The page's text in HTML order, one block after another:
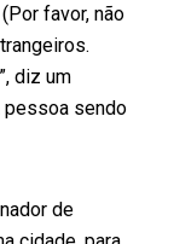
favor, não
diz um
pessoa sendo
de